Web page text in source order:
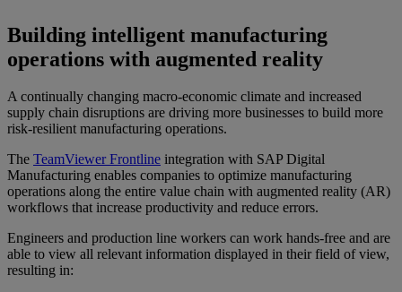
Building intelligent manufacturing
operations with augmented reality
A continually changing macro-economic climate and increased
supply chain disruptions are driving more businesses to build more
risk-resilient manufacturing operations.
The TeamViewer Frontline integration with SAP Digital
Manufacturing enables companies to optimize manufacturing
operations along the entire value chain with augmented reality (AR)
workflows that increase productivity and reduce errors.
Engineers and production line workers can work hands-free and are
able to view all relevant information displayed in their field of view,
resulting in: